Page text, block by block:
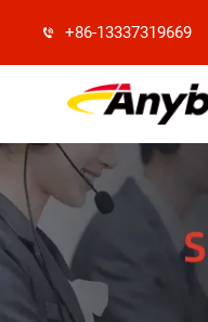
+86-13337319669